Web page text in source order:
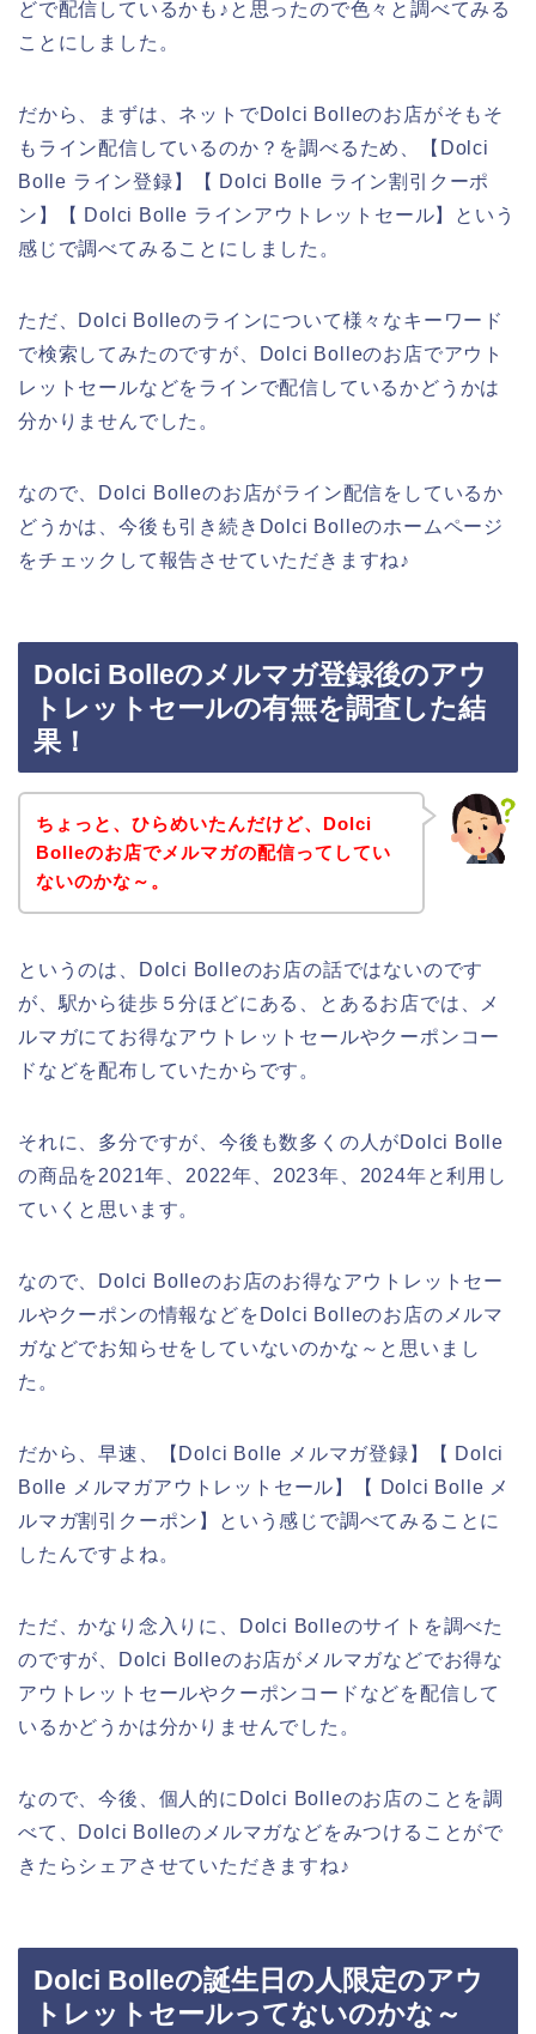
どで配信しているかも♪と思ったので色々と調べてみる
ことにしました。
だから、まずは、ネットでDolci Bolleのお店がそもそ
もライン配信しているのか？を調べるため、【Dolci
Bolle ライン登録】【 Dolci Bolle ライン割引クーポ
ン】【 Dolci Bolle ラインアウトレットセール】という
感じで調べてみることにしました。
ただ、Dolci Bolleのラインについて様々なキーワード
で検索してみたのですが、Dolci Bolleのお店でアウト
レットセールなどをラインで配信しているかどうかは
分かりませんでした。
なので、Dolci Bolleのお店がライン配信をしているか
どうかは、今後も引き続きDolci Bolleのホームページ
をチェックして報告させていただきますね♪
Dolci Bolleのメルマガ登録後のアウ
トレットセールの有無を調査した結
果！
ちょっと、ひらめいたんだけど、Dolci
Bolleのお店でメルマガの配信ってしてい
ないのかな～。
というのは、Dolci Bolleのお店の話ではないのです
が、駅から徒歩５分ほどにある、とあるお店では、メ
ルマガにてお得なアウトレットセールやクーポンコー
ドなどを配布していたからです。
それに、多分ですが、今後も数多くの人がDolci Bolle
の商品を2021年、2022年、2023年、2024年と利用し
ていくと思います。
なので、Dolci Bolleのお店のお得なアウトレットセー
ルやクーポンの情報などをDolci Bolleのお店のメルマ
ガなどでお知らせをしていないのかな～と思いまし
た。
だから、早速、【Dolci Bolle メルマガ登録】【 Dolci
Bolle メルマガアウトレットセール】【 Dolci Bolle メ
ルマガ割引クーポン】という感じで調べてみることに
したんですよね。
ただ、かなり念入りに、Dolci Bolleのサイトを調べた
のですが、Dolci Bolleのお店がメルマガなどでお得な
アウトレットセールやクーポンコードなどを配信して
いるかどうかは分かりませんでした。
なので、今後、個人的にDolci Bolleのお店のことを調
べて、Dolci Bolleのメルマガなどをみつけることがで
きたらシェアさせていただきますね♪
Dolci Bolleの誕生日の人限定のアウ
トレットセールってないのかな～